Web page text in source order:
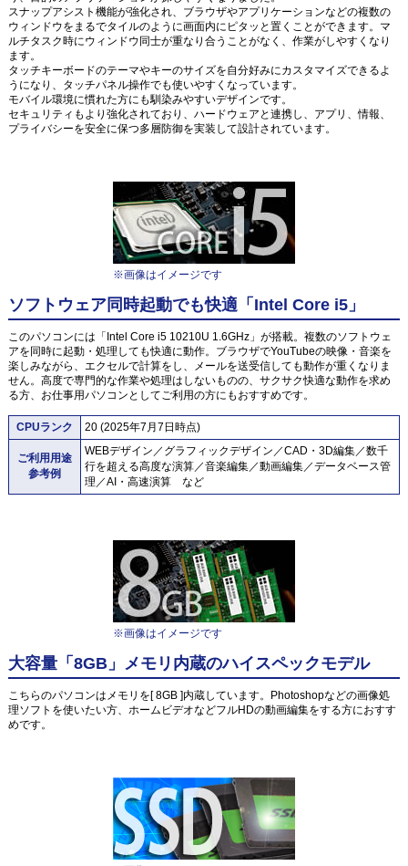
スナップアシスト機能が強化され、ブラウザやアプリケーションなどの複数の
ウィンドウをまるでタイルのように画面内にピタッと置くことができます。マ
ルチタスク時にウィンドウ同士が重なり合うことがなく、作業がしやすくなり
ます。
タッチキーボードのテーマやキーのサイズを自分好みにカスタマイズできるよ
うになり、タッチパネル操作でも使いやすくなっています。
モバイル環境に慣れた方にも馴染みやすいデザインです。
セキュリティもより強化されており、ハードウェアと連携し、アプリ、情報、
プライバシーを安全に保つ多層防御を実装して設計されています。
※画像はイメージです
ソフトウェア同時起動でも快適「Intel Core i5」
このパソコンには「Intel Core i5 10210U 1.6GHz」が搭載。複数のソフトウェ
アを同時に起動・処理しても快適に動作。ブラウザでYouTubeの映像・音楽を
楽しみながら、エクセルで計算をし、メールを送受信しても動作が重くなりま
せん。高度で専門的な作業や処理はしないものの、サクサク快適な動作を求め
る方、お仕事用パソコンとしてご利用の方にもおすすめです。
CPUランク 20 (2025年7月7日時点)
ご利用用途
参考例
WEBデザイン／グラフィックデザイン／CAD・3D編集／数千
行を超える高度な演算／音楽編集／動画編集／データベース管
理／AI・高速演算 など
※画像はイメージです
大容量「8GB」メモリ内蔵のハイスペックモデル
こちらのパソコンはメモリを[ 8GB ]内蔵しています。Photoshopなどの画像処
理ソフトを使いたい方、ホームビデオなどフルHDの動画編集をする方におすす
めです。